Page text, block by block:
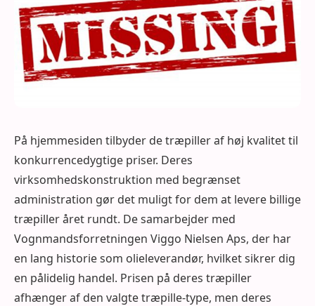
På hjemmesiden tilbyder de træpiller af høj kvalitet til
konkurrencedygtige priser. Deres
virksomhedskonstruktion med begrænset
administration gør det muligt for dem at levere billige
træpiller året rundt. De samarbejder med
Vognmandsforretningen Viggo Nielsen Aps, der har
en lang historie som olieleverandør, hvilket sikrer dig
en pålidelig handel. Prisen på deres træpiller
afhænger af den valgte træpille-type, men deres